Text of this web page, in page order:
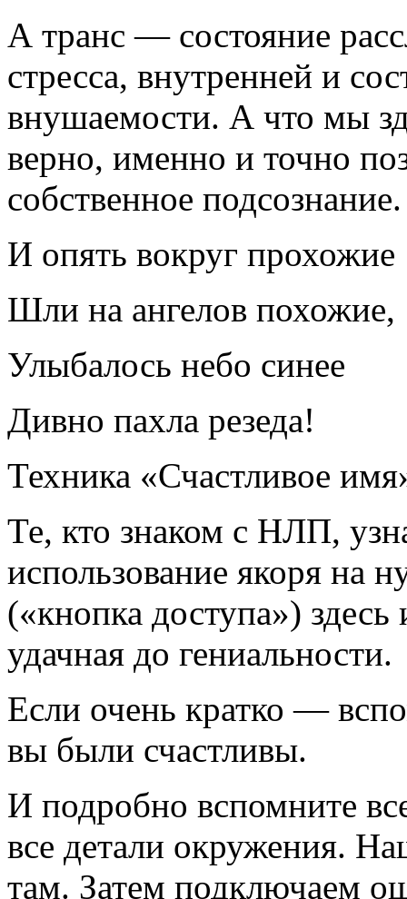
А транс — состояние
стресса, внутренней и
внушаемости. А что мы
верно, именно и точно
собственное подсознание.
И опять вокруг прохожие
Шли на ангелов похожие,
Улыбалось небо синее
Дивно пахла резеда!
Техника «Счастливое
Те, кто знаком с НЛП,
использование якоря на
(«кнопка доступа»)
удачная до гениальности.
Если очень кратко —
вы были счастливы.
И подробно вспомните
все детали окружения.
там. Затем подключаем